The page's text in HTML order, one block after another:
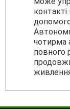
контакті
чотирма
повного